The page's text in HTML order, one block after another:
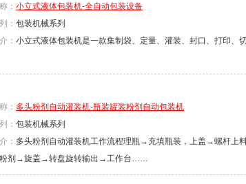
： 小立式液体包装机-全自动包装设备
： 包装机械系列
： 小立式液体包装机是一款集制袋、定量、灌装、封口、打印
： 多头粉剂自动灌装机-瓶装罐装粉剂自动包装机
： 包装机械系列
： 多头粉剂自动灌装机工作流程理瓶→充填瓶装，上盖→螺杆上
剂→旋盖→转盘旋转输出→工作台……